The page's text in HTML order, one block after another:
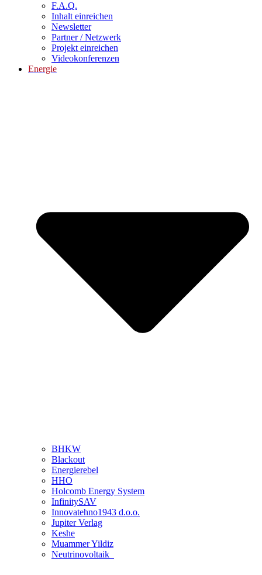
F.A.Q.
Inhalt einreichen
Newsletter
Partner / Netzwerk
Projekt einreichen
Videokonferenzen
Energie
BHKW
Blackout
Energierebel
HHO
Holcomb Energy System
InfinitySAV
Innovatehno1943 d.o.o.
Jupiter Verlag
Keshe
Muammer Yildiz
Neutrinovoltaik